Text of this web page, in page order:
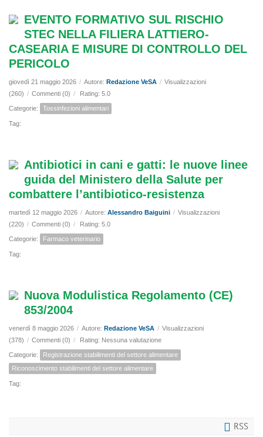
EVENTO FORMATIVO SUL RISCHIO
STEC NELLA FILIERA LATTIERO-
CASEARIA E MISURE DI CONTROLLO DEL
PERICOLO
giovedì 21 maggio 2026 / Autore: Redazione VeSA / Visualizzazioni
(260) / Commenti (0) / Rating: 5.0
Categorie: Tossinfezioni alimentari
Tag:
Antibiotici in cani e gatti: le nuove linee
guida del Ministero della Salute per
combattere l’antibiotico-resistenza
martedì 12 maggio 2026 / Autore: Alessandro Baiguini / Visualizzazioni
(220) / Commenti (0) / Rating: 5.0
Categorie: Farmaco veterinario
Tag:
Nuova Modulistica Regolamento (CE)
853/2004
venerdì 8 maggio 2026 / Autore: Redazione VeSA / Visualizzazioni
(378) / Commenti (0) / Rating: Nessuna valutazione
Categorie:
Registrazione stabilimenti del settore alimentare
Riconoscimento stabilimenti del settore alimentare
Tag:
RSS